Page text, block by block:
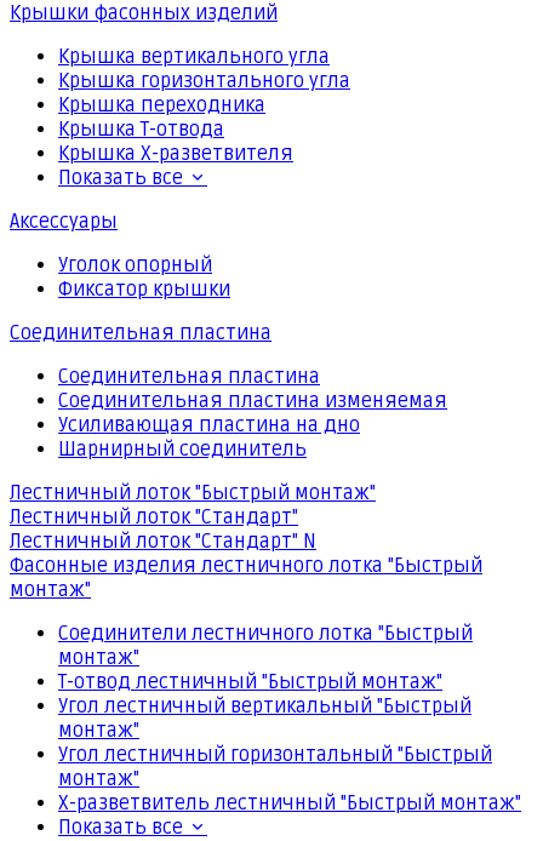
Крышки фасонных изделий
Крышка вертикального угла
Крышка горизонтального угла
Крышка переходника
Крышка Т-отвода
Крышка Х-разветвителя
Показать все
Аксессуары
Уголок опорный
Фиксатор крышки
Соединительная пластина
Соединительная пластина
Соединительная пластина изменяемая
Усиливающая пластина на дно
Шарнирный соединитель
Лестничный лоток "Быстрый монтаж"
Лестничный лоток "Стандарт"
Лестничный лоток "Стандарт" N
Фасонные изделия лестничного лотка "Быстрый
монтаж"
Соединители лестничного лотка "Быстрый
монтаж"
Т-отвод лестничный "Быстрый монтаж"
Угол лестничный вертикальный "Быстрый
монтаж"
Угол лестничный горизонтальный "Быстрый
монтаж"
Х-разветвитель лестничный "Быстрый монтаж"
Показать все